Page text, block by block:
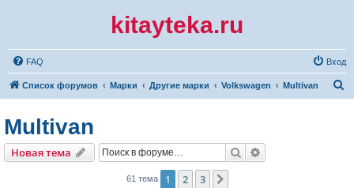
kitayteka.ru
FAQ Вход
Список форумов Марки Другие марки Volkswagen Multivan
Multivan
Новая тема Поиск
61 тема 1 2 3